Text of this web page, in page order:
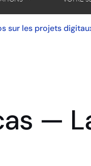
sur les projets
—